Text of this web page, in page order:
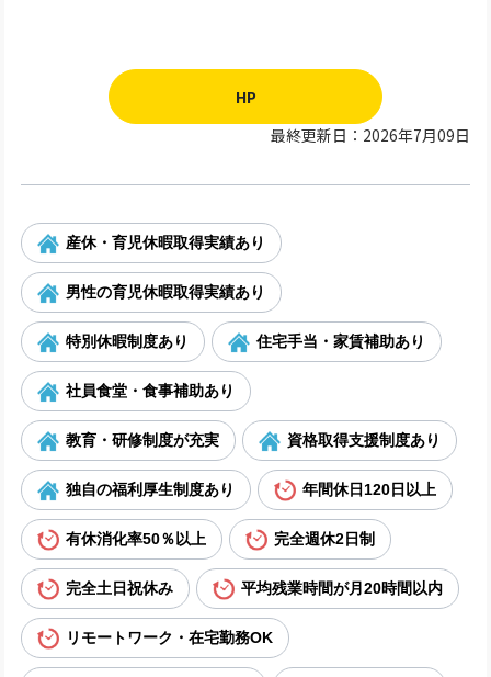
HP
最終更新日：2026年7月09日
産休・育児休暇取得実績あり
男性の育児休暇取得実績あり
特別休暇制度あり 住宅手当・家賃補助あり
社員食堂・食事補助あり
教育・研修制度が充実 資格取得支援制度あり
独自の福利厚生制度あり 年間休日120日以上
有休消化率50％以上 完全週休2日制
完全土日祝休み 平均残業時間が月20時間以内
リモートワーク・在宅勤務OK